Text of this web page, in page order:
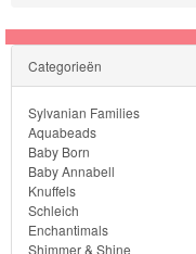
Sylvanian
Families
Aquabeads
Baby
Born
Categorieën
Sylvanian Families
Aquabeads
Baby Born
Baby Annabell
Knuffels
Schleich
Enchantimals
Shimmer & Shine